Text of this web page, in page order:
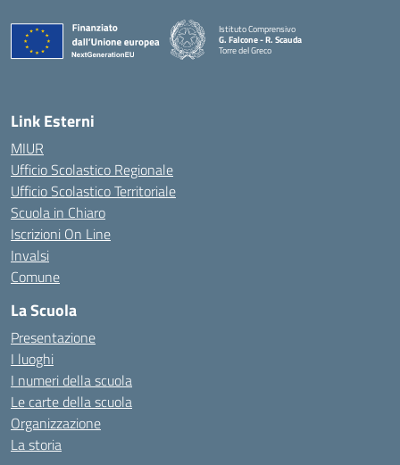
Istituto Comprensivo
G. Falcone - R. Scauda
Torre del Greco
Link Esterni
MIUR
Ufficio Scolastico Regionale
Ufficio Scolastico Territoriale
Scuola in Chiaro
Iscrizioni On Line
Invalsi
Comune
La Scuola
Presentazione
I luoghi
I numeri della scuola
Le carte della scuola
Organizzazione
La storia